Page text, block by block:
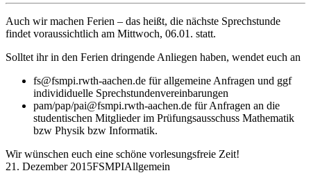
Auch wir machen Ferien – das heißt, die nächste Sprechstunde
findet voraussichtlich am Mittwoch, 06.01. statt.
Solltet ihr in den Ferien dringende Anliegen haben, wendet euch an
fs@fsmpi.rwth-aachen.de für allgemeine Anfragen und ggf
individiduelle Sprechstundenvereinbarungen
pam/pap/pai@fsmpi.rwth-aachen.de für Anfragen an die
studentischen Mitglieder im Prüfungsausschuss Mathematik
bzw Physik bzw Informatik.
Wir wünschen euch eine schöne vorlesungsfreie Zeit!
21. Dezember 2015FSMPIAllgemein